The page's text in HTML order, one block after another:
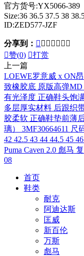
官方货号:YX5066-389
Size:36 36.5 37.5 38
ID:ZED577-JZF
分享到：       
赞(0) 打赏
上一篇
LOEWE罗意威 x ON
致橡胶底 原版高弹
有光泽度 正确鞋头饱
多层厚实材料 后跟织
胶柔软 正确鞋垫前薄
璃） 3MF30664611 尺
42 42.5 43 44 44.5 45
Puma Caven 2.0 彪马
08
首页
鞋类
耐克
阿迪达斯
匡威
新百伦
万斯
彪马